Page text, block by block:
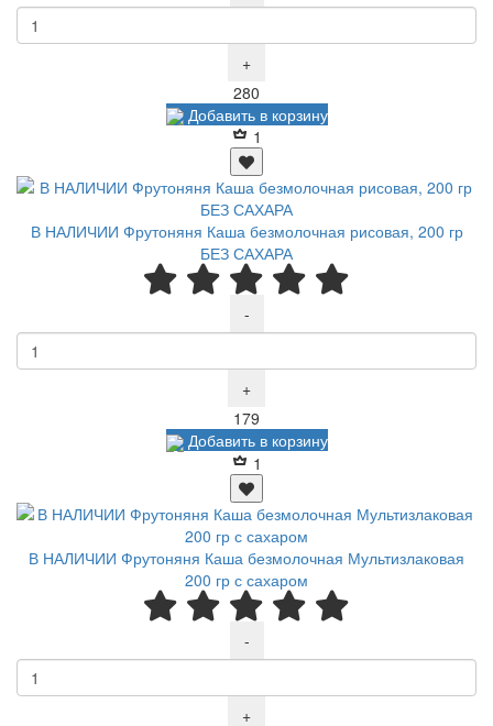
+
280
Добавить в корзину
1
В НАЛИЧИИ Фрутоняня Каша безмолочная рисовая, 200 гр
БЕЗ САХАРА
-
+
179
Добавить в корзину
1
В НАЛИЧИИ Фрутоняня Каша безмолочная Мультизлаковая
200 гр с сахаром
-
+